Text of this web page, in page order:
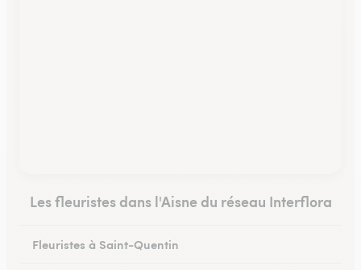
Les fleuristes dans l'Aisne du réseau Interflora
Fleuristes à Saint-Quentin